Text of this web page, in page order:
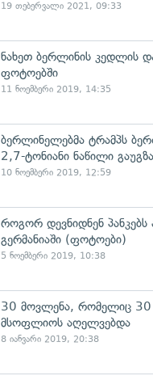
19 თებერვალი 2021, 09:33
ნახეთ ბერლინის კედლის
ფოტოებში
11 ნოემბერი 2019, 14:35
ბერლინელებმა ტრამპს
2,7-ტონიანი ნაწილი
10 ნოემბერი 2019, 12:59
როგორ დევნიდნენ
გერმანიაში (ფოტოები)
5 ნოემბერი 2019, 10:38
30 მოვლენა, რომელიც 30
მსოფლიოს აღელვებდა
8 იანვარი 2019, 20:38